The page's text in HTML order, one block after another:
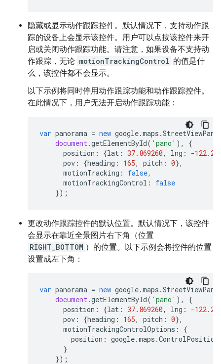
隐藏或显示动作跟踪控件。默认情况下，支持动作跟
踪的设备上会显示该控件。用户可以点按该控件来开
启或关闭动作跟踪功能。请注意，如果设备不支持动
作跟踪，无论 motionTrackingControl 的值是什
么，该控件都不会显示。
以下示例将同时停用动作跟踪功能和动作跟踪控件。
在此情况下，用户无法开启动作跟踪功能：
var panorama = new google.maps .
document.getElementById( 'pano' ),
{
position : {lat : 37.869260, lng : -
pov : {heading : 165, pitch : 0},
motionTracking : false,
motionTrackingControl :
false
});
更改动作跟踪控件的默认位置。默认情况下，该控件
会显示在靠近全景图片右下角（位置
RIGHT_BOTTOM ）的位置。以下示例会将控件的位置
设置成左下角：
var panorama = new google.maps .
document.getElementById( 'pano' ),
{
position : {lat : 37.869260, lng : -
pov : {heading : 165, pitch : 0},
motionTrackingControlOptions :
{
position : google.maps .ControlPosition
}
});